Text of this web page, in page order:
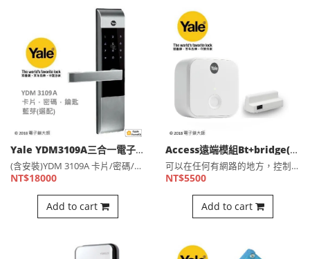
Yale YDM3109A三合一電子鎖 熱感觸控卡片密碼 鑰匙
(含安裝)YDM 3109A 卡片/密碼/KEY 三合一 ⋯
NT$18000
Add to cart
Access遠端模組Bt+bridge(公司貨)
可以在任何有網路的地方，控制Yale電子鎖開門，更改密碼，設⋯
NT$5500
Add to cart